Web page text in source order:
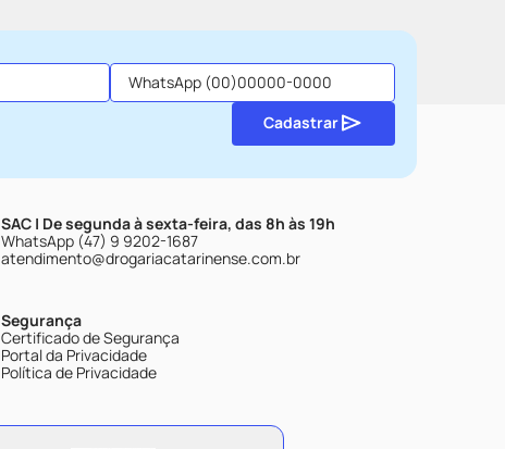
Cadastrar
SAC | De segunda à sexta-feira, das 8h às 19h
WhatsApp (47) 9 9202-1687
atendimento@drogariacatarinense.com.br
Segurança
Certificado de Segurança
Portal da Privacidade
Política de Privacidade